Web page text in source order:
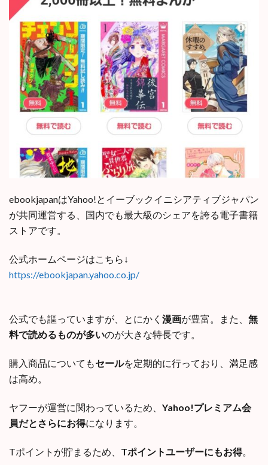
ebookjapanはYahoo!とイーブックイニシアティブジャパン
が共同運営する、国内でも最大級のシェアを誇る電子書籍
ストアです。
公式ホームページはこちら↓
https://ebookjapan.yahoo.co.jp/
公式でも謳っていますが、とにかく 漫画が豊富。また、 無
料で読めるものが多いのが大きな特長です。
購入商品についてもセールを定期的に行っており、満足感
は高め。
ヤフーが運営に関わっているため、 Yahoo!プレミアム会
員だとさらにお得になります。
Tポイントが貯まるため、 Tポイントユーザーにもお得。